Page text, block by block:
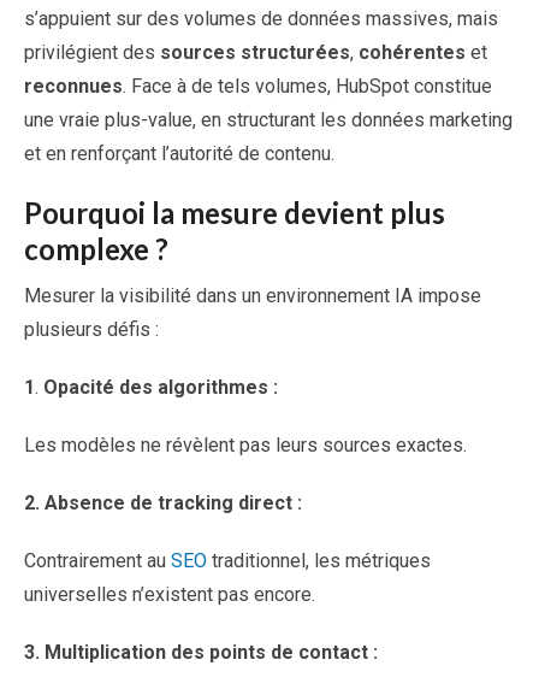
s’appuient sur des volumes de données massives, mais
privilégient des sources structurées, cohérentes et
reconnues. Face à de tels volumes, HubSpot constitue
une vraie plus-value, en structurant les données marketing
et en renforçant l’autorité de contenu.
Pourquoi la mesure devient plus
complexe ?
Mesurer la visibilité dans un environnement IA impose
plusieurs défis :
1. Opacité des algorithmes :
Les modèles ne révèlent pas leurs sources exactes.
2. Absence de tracking direct :
Contrairement au SEO traditionnel, les métriques
universelles n’existent pas encore.
3. Multiplication des points de contact :